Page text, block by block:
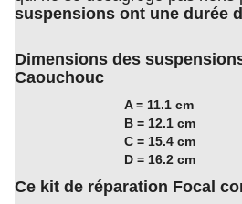
suspensions ont une durée
Dimensions des
Caouchouc
A = 11.1 cm
B = 12.1 cm
C = 15.4 cm
D = 16.2 cm
Ce kit de réparation Focal